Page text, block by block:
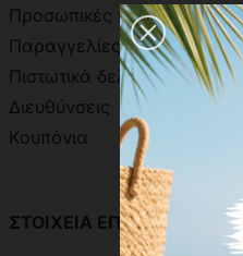
Προσωπικές πληροφορίες
Παραγγελίες
Πιστωτικά δελτία
Διευθύνσεις
Κουπόνια
ΣΤΟΙΧΕΙΑ ΕΠΙΚΟΙΝΩΝΙΑΣ